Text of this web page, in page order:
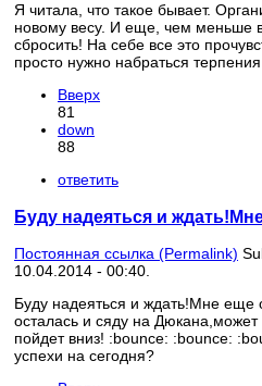
Я читала, что такое бывает.
новому весу. И еще, чем меньше
сбросить! На себе все это
просто нужно набраться
Вверх
81
down
88
ответить
Буду надеяться и
Постоянная ссылка (Permalink)
10.04.2014 - 00:40.
Буду надеяться и ждать!Мне еще
осталась и сяду на Дюкана,может
пойдет вниз! :bounce: :bounce:
успехи на сегодня?